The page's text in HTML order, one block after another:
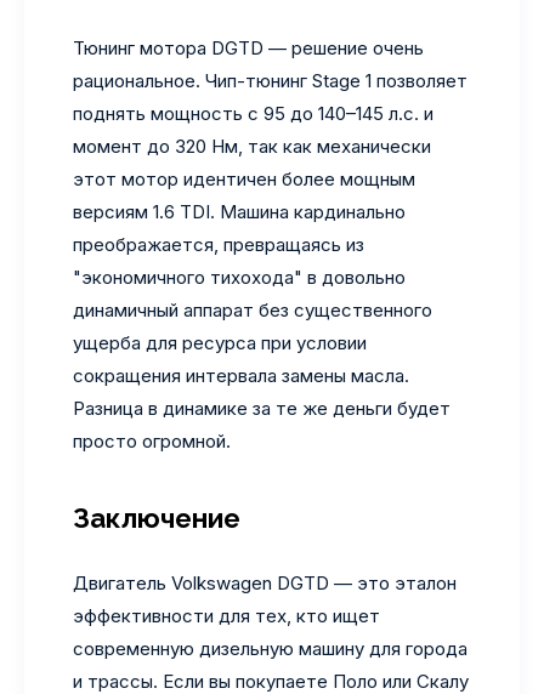
Тюнинг мотора DGTD — решение очень
рациональное. Чип-тюнинг Stage 1 позволяет
поднять мощность с 95 до 140–145 л.с. и
момент до 320 Нм, так как механически
этот мотор идентичен более мощным
версиям 1.6 TDI. Машина кардинально
преображается, превращаясь из
"экономичного тихохода" в довольно
динамичный аппарат без существенного
ущерба для ресурса при условии
сокращения интервала замены масла.
Разница в динамике за те же деньги будет
просто огромной.
Заключение
Двигатель Volkswagen DGTD — это эталон
эффективности для тех, кто ищет
современную дизельную машину для города
и трассы. Если вы покупаете Поло или Скалу